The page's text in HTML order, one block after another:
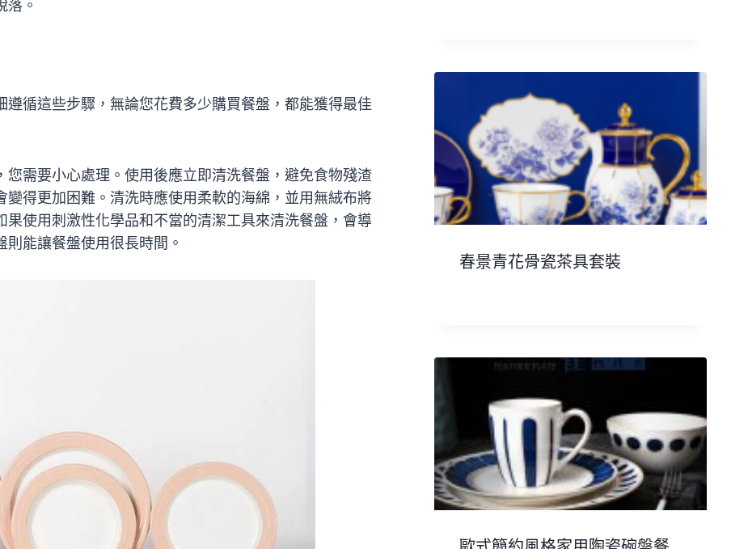
。
循這些步驟，無論您花費多少購買餐盤，都能獲得最佳
需要小心處理。使用後應立即清洗餐盤，避免食物殘渣
得更加困難。清洗時應使用柔軟的海綿，並用無絨布將
使用刺激性化學品和不當的清潔工具來清洗餐盤，會導
能讓餐盤使用很長時間。
春景青花骨瓷茶具套裝